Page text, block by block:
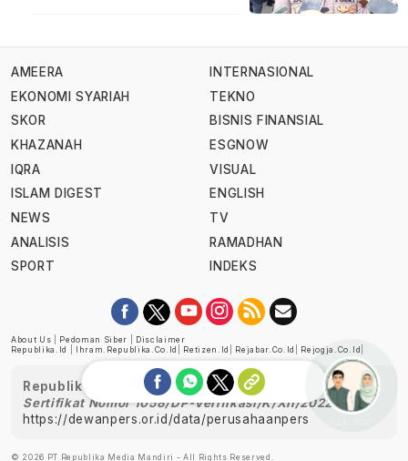
AMEERA
EKONOMI SYARIAH
SKOR
KHAZANAH
IQRA
ISLAM DIGEST
NEWS
ANALISIS
SPORT
INTERNASIONAL
TEKNO
BISNIS FINANSIAL
ESGNOW
VISUAL
ENGLISH
TV
RAMADHAN
INDEKS
About Us Pedoman Siber
Disclaimer
Republika.id
Ihram.republika.co.id Retizen.id Rejabar.co.id Rejogja.co.id
Republika telah diverifikasi oleh Dewan Pers
Sertifikat Nomor 1058/DP-Verifikasi/K/XII/2022
https://dewanpers.or.id/data/perusahaanpers
© 2026 PT Republika Media Mandiri - All Rights Reserved.